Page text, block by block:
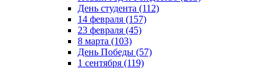
День студента (112)
14 февраля (157)
23 февраля (45)
8 марта (103)
День Победы (57)
1 сентября (119)